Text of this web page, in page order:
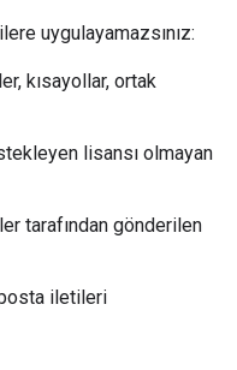
uygulayamazsınız:
kısayollar, ortak
lisansı olmayan
tarafından gönderilen
iletileri